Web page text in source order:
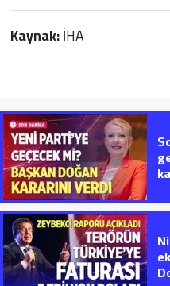
Kaynak:İHA